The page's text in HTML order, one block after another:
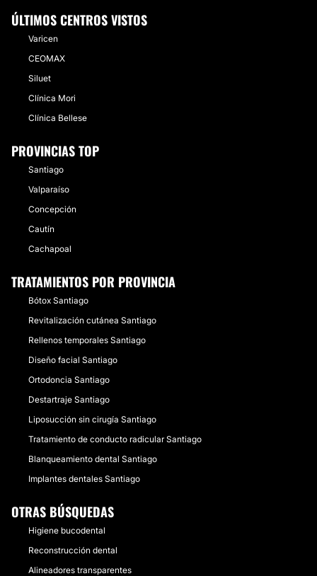
ÚLTIMOS CENTROS VISTOS
Varicen
CEOMAX
Siluet
Clínica Mori
Clínica Bellese
PROVINCIAS TOP
Santiago
Valparaíso
Concepción
Cautín
Cachapoal
TRATAMIENTOS POR PROVINCIA
Bótox Santiago
Revitalización cutánea Santiago
Rellenos temporales Santiago
Diseño facial Santiago
Ortodoncia Santiago
Destartraje Santiago
Liposucción sin cirugía Santiago
Tratamiento de conducto radicular Santiago
Blanqueamiento dental Santiago
Implantes dentales Santiago
OTRAS BÚSQUEDAS
Higiene bucodental
Reconstrucción dental
Alineadores transparentes